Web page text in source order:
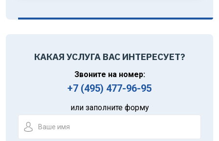
КАКАЯ УСЛУГА ВАС ИНТЕРЕСУЕТ?
Звоните на номер:
+7 (495) 477-96-95
или заполните форму